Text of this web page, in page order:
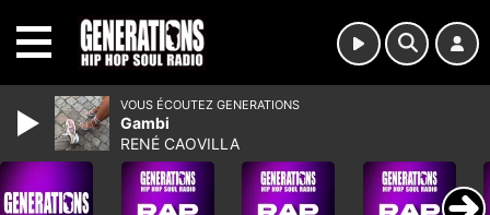
VOUS ÉCOUTEZ GENERATIONS
Gambi
RENÉ CAOVILLA